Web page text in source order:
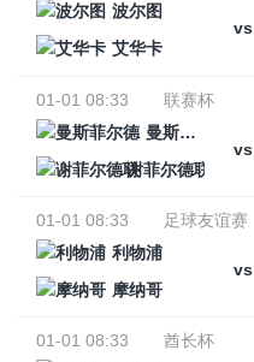
波尔图
vs
艾华卡
01-01 08:33
联赛杯
曼斯菲尔德
vs
谢菲尔德联
01-01 08:33
足球友谊赛
利物浦
vs
摩纳哥
01-01 08:33
酋长杯